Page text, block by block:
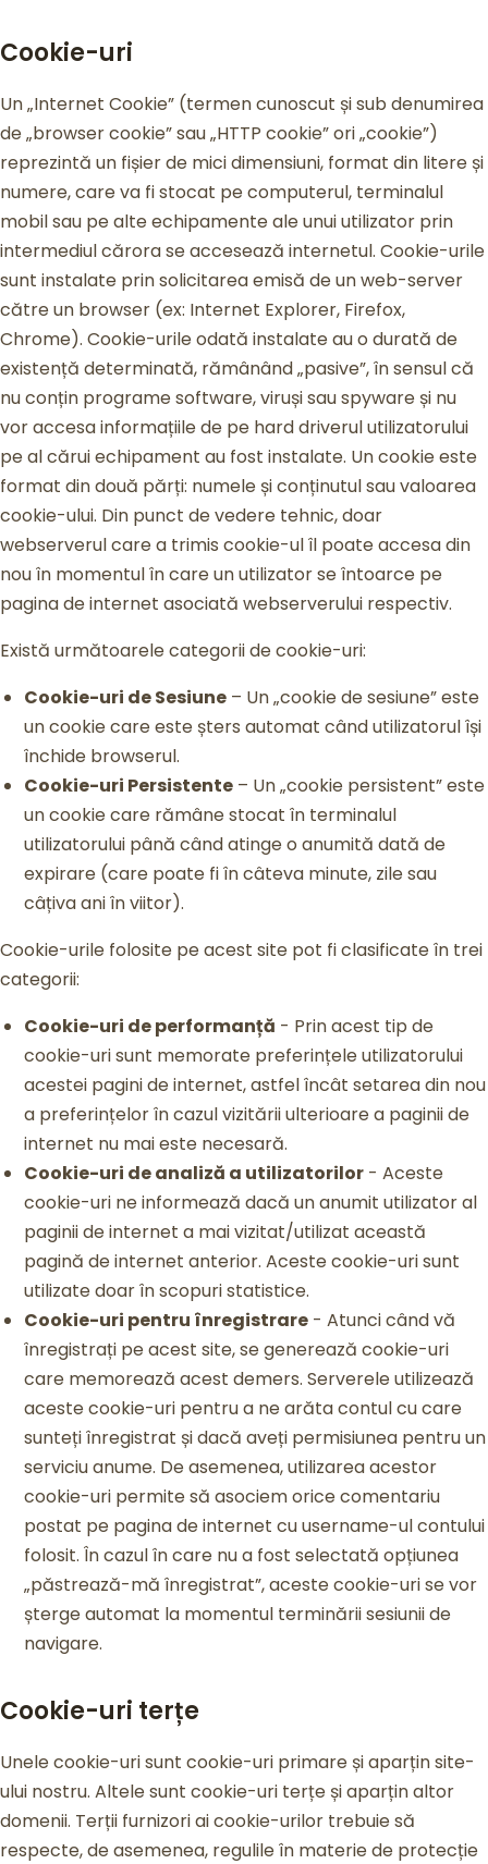
Cookie-uri
Un „Internet Cookie” (termen cunoscut și sub denumirea
de „browser cookie” sau „HTTP cookie” ori „cookie”)
reprezintă un fișier de mici dimensiuni, format din litere și
numere, care va fi stocat pe computerul, terminalul
mobil sau pe alte echipamente ale unui utilizator prin
intermediul cărora se accesează internetul. Cookie-urile
sunt instalate prin solicitarea emisă de un web-server
către un browser (ex: Internet Explorer, Firefox,
Chrome). Cookie-urile odată instalate au o durată de
existență determinată, rămânând „pasive”, în sensul că
nu conțin programe software, viruși sau spyware și nu
vor accesa informațiile de pe hard driverul utilizatorului
pe al cărui echipament au fost instalate. Un cookie este
format din două părți: numele și conținutul sau valoarea
cookie-ului. Din punct de vedere tehnic, doar
webserverul care a trimis cookie-ul îl poate accesa din
nou în momentul în care un utilizator se întoarce pe
pagina de internet asociată webserverului respectiv.
Există următoarele categorii de cookie-uri:
Cookie-uri de Sesiune – Un „cookie de sesiune” este
un cookie care este șters automat când utilizatorul își
închide browserul.
Cookie-uri Persistente – Un „cookie persistent” este
un cookie care rămâne stocat în terminalul
utilizatorului până când atinge o anumită dată de
expirare (care poate fi în câteva minute, zile sau
câțiva ani în viitor).
Cookie-urile folosite pe acest site pot fi clasificate în trei
categorii:
Cookie-uri de performanță - Prin acest tip de
cookie-uri sunt memorate preferințele utilizatorului
acestei pagini de internet, astfel încât setarea din nou
a preferințelor în cazul vizitării ulterioare a paginii de
internet nu mai este necesară.
Cookie-uri de analiză a utilizatorilor - Aceste
cookie-uri ne informează dacă un anumit utilizator al
paginii de internet a mai vizitat/utilizat această
pagină de internet anterior. Aceste cookie-uri sunt
utilizate doar în scopuri statistice.
Cookie-uri pentru înregistrare - Atunci când vă
înregistrați pe acest site, se generează cookie-uri
care memorează acest demers. Serverele utilizează
aceste cookie-uri pentru a ne arăta contul cu care
sunteți înregistrat și dacă aveți permisiunea pentru un
serviciu anume. De asemenea, utilizarea acestor
cookie-uri permite să asociem orice comentariu
postat pe pagina de internet cu username-ul contului
folosit. În cazul în care nu a fost selectată opțiunea
„păstrează-mă înregistrat”, aceste cookie-uri se vor
șterge automat la momentul terminării sesiunii de
navigare.
Cookie-uri terțe
Unele cookie-uri sunt cookie-uri primare și aparțin site-
ului nostru. Altele sunt cookie-uri terțe și aparțin altor
domenii. Terții furnizori ai cookie-urilor trebuie să
respecte, de asemenea, regulile în materie de protecție